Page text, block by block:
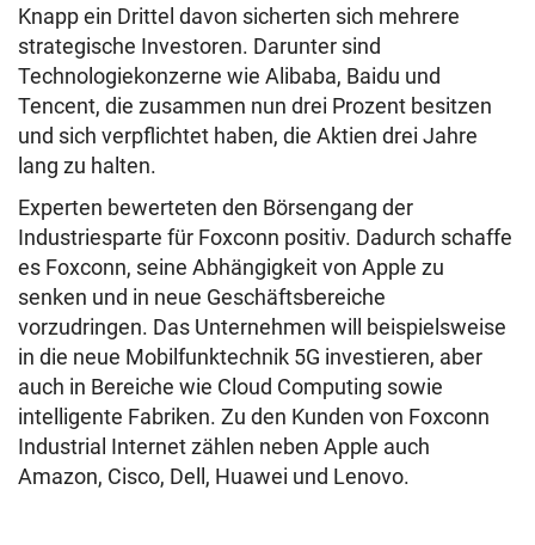
Knapp ein Drittel davon sicherten sich mehrere
strategische Investoren. Darunter sind
Technologiekonzerne wie Alibaba, Baidu und
Tencent, die zusammen nun drei Prozent besitzen
und sich verpflichtet haben, die Aktien drei Jahre
lang zu halten.
Experten bewerteten den Börsengang der
Industriesparte für Foxconn positiv. Dadurch schaffe
es Foxconn, seine Abhängigkeit von Apple zu
senken und in neue Geschäftsbereiche
vorzudringen. Das Unternehmen will beispielsweise
in die neue Mobilfunktechnik 5G investieren, aber
auch in Bereiche wie Cloud Computing sowie
intelligente Fabriken. Zu den Kunden von Foxconn
Industrial Internet zählen neben Apple auch
Amazon, Cisco, Dell, Huawei und Lenovo.